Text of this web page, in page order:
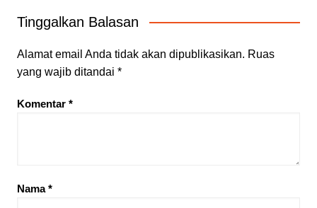
Tinggalkan Balasan
Alamat email Anda tidak akan dipublikasikan. Ruas
yang wajib ditandai *
Komentar *
Nama*